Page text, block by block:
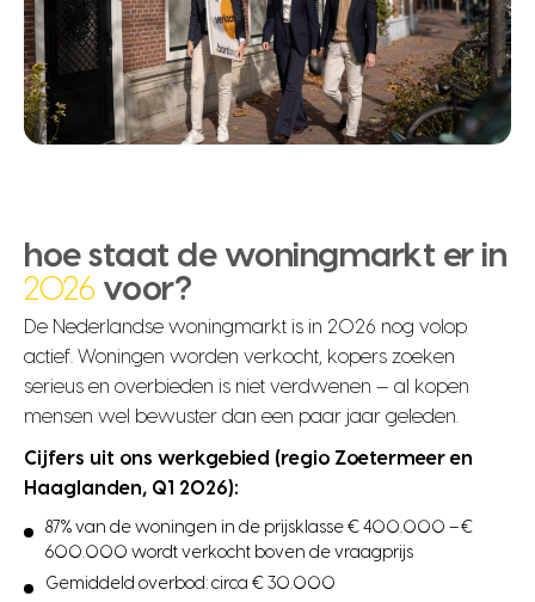
hoe staat de woningmarkt er in
2026 voor?
De Nederlandse woningmarkt is in 2026 nog volop
actief. Woningen worden verkocht, kopers zoeken
serieus en overbieden is niet verdwenen — al kopen
mensen wel bewuster dan een paar jaar geleden.
Cijfers uit ons werkgebied (regio Zoetermeer en
Haaglanden, Q1 2026):
87% van de woningen in de prijsklasse € 400.000 – €
600.000 wordt verkocht boven de vraagprijs
Gemiddeld overbod: circa € 30.000